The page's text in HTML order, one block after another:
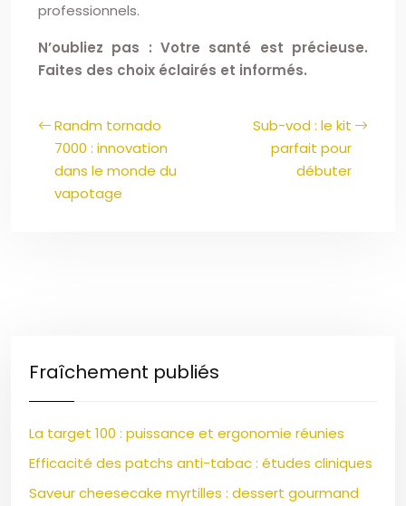
professionnels.
N’oubliez pas : Votre santé est précieuse.
Faites des choix éclairés et informés.
Randm tornado
7000 : innovation
dans le monde du
vapotage
Sub-vod : le kit
parfait pour
débuter
Fraîchement publiés
La target 100 : puissance et ergonomie réunies
Efficacité des patchs anti-tabac : études cliniques
Saveur cheesecake myrtilles : dessert gourmand